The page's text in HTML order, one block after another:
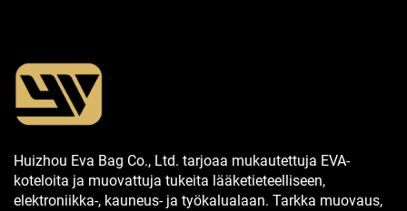
Huizhou Eva Bag Co., Ltd. tarjoaa mukautettuja EVA-
koteloita ja muovattuja tukeita lääketieteelliseen,
elektroniikka-, kauneus- ja työkalualaan. Tarkka muovaus,